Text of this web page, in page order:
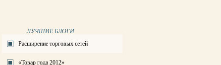
ЛУЧШИЕ БЛОГИ
Расширение торговых сетей
«Товар года 2012»